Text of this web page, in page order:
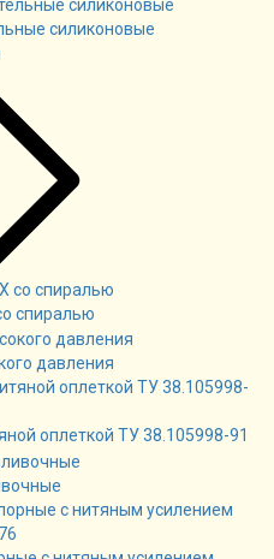
силиконовые
спиралью
давления
оплеткой ТУ 38.105998-91